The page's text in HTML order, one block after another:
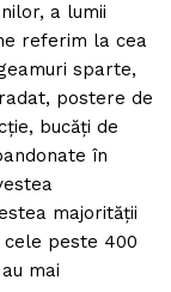
a lumii
referim la cea
sparte,
postere de
bucăţi de
în
majorităţii
cele peste 400
mai